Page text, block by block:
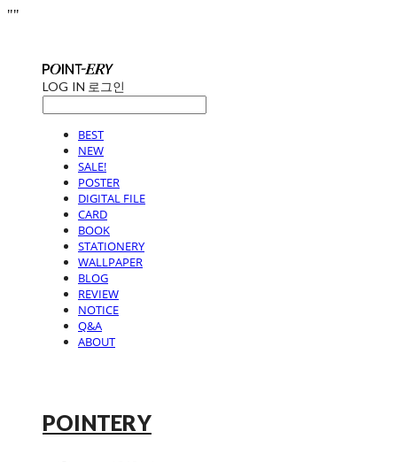
""
LOG IN 로그인
BEST
NEW
SALE!
POSTER
DIGITAL FILE
CARD
BOOK
STATIONERY
WALLPAPER
BLOG
REVIEW
NOTICE
Q&A
ABOUT
POINTERY